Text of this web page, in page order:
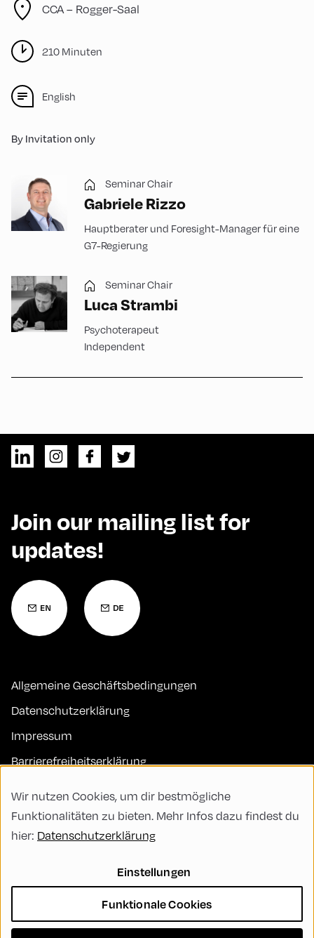
CCA – Rogger-Saal
210 Minuten
English
By Invitation only
Seminar Chair
Gabriele Rizzo
Hauptberater und Foresight-Manager für eine
G7-Regierung
Seminar Chair
Luca Strambi
Psychoterapeut
Independent
Join our mailing list for
updates!
Allgemeine Geschäftsbedingungen
Datenschutzerklärung
Impressum
Barrierefreiheitserklärung
FAQs
Code of Conduct
Nachhaltigkeit
Vielfalt, Gleichberechtigung und Inklusion
Wir nutzen Cookies, um dir bestmögliche
Funktionalitäten zu bieten. Mehr Infos dazu findest du
hier: Datenschutzerklärung
Einstellungen
Funktionale Cookies